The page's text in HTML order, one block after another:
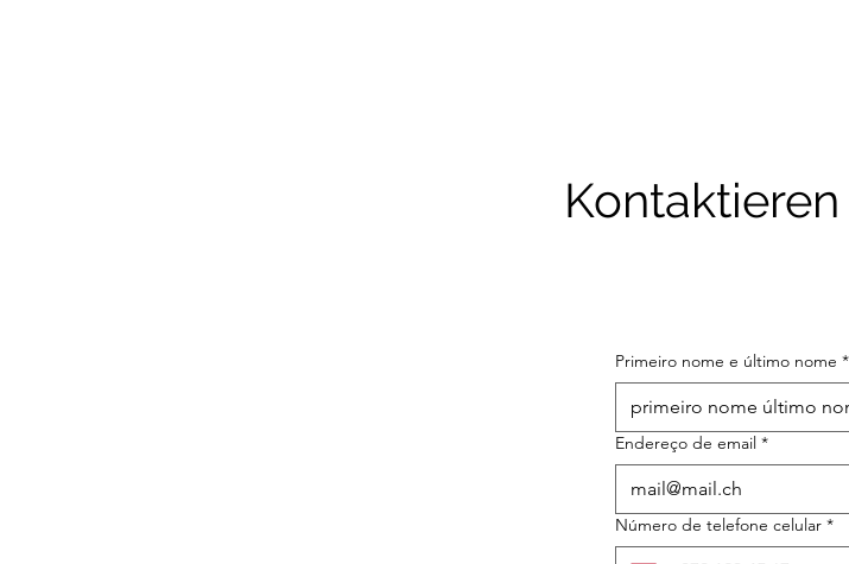
Primeiro nome e último nome *
Endereço de email *
Número de telefone celular *